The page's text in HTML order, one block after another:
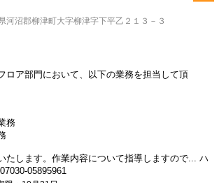
河沼郡柳津町大字柳津字下平乙２１３－３
ロア部門において、以下の業務を担当して頂
務
たします。作業内容について指導しますので... ハ
05895961